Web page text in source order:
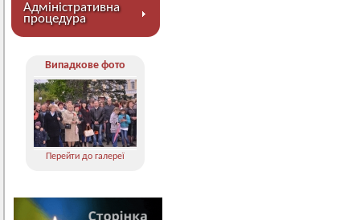
Адміністративна
процедура
Випадкове фото
Перейти до галереї